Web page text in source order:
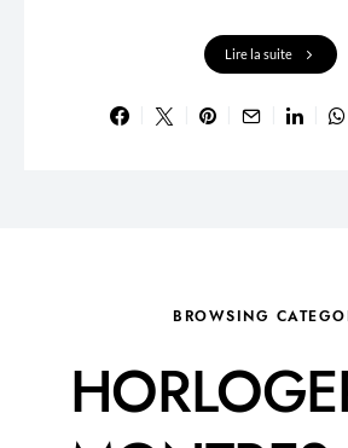
Lire la suite
BROWSING